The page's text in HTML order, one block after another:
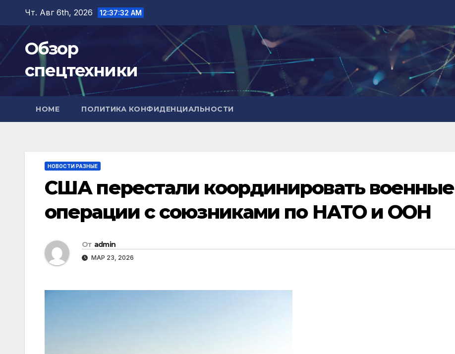
Перейти
содержимому
Чт. Авг 6th, 2026 12:37:33 AM
Обзор
спецтехники
HOME ПОЛИТИКА КОНФИДЕНЦИАЛЬНОСТИ
НОВОСТИ РАЗНЫЕ
США перестали координировать военные
операции с союзниками по НАТО и ООН
От admin
МАР 23, 2026